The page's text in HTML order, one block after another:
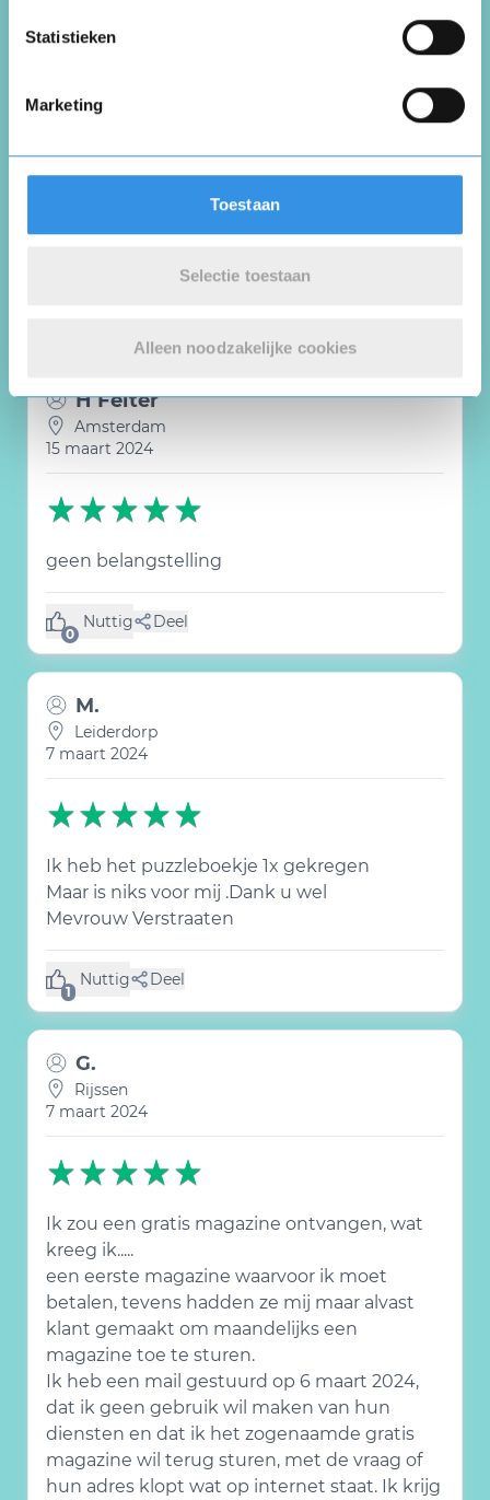
Statistieken
Marketing
Toestaan
Selectie toestaan
Alleen noodzakelijke cookies
Maria zijwiecki
Rotterdam
H Felter
Amsterdam
15 maart 2024
geen belangstelling
0
Nuttig
(0 like) Deel
M.
Leiderdorp
7 maart 2024
Ik heb het puzzleboekje 1x gekregen
Maar is niks voor mij .Dank u wel
Mevrouw Verstraaten
1
Nuttig
(1 like) Deel
G.
Rijssen
7 maart 2024
Ik zou een gratis magazine ontvangen, wat
kreeg ik.....
een eerste magazine waarvoor ik moet
betalen, tevens hadden ze mij maar alvast
klant gemaakt om maandelijks een
magazine toe te sturen.
Ik heb een mail gestuurd op 6 maart 2024,
dat ik geen gebruik wil maken van hun
diensten en dat ik het zogenaamde gratis
magazine wil terug sturen, met de vraag of
hun adres klopt wat op internet staat. Ik krijg